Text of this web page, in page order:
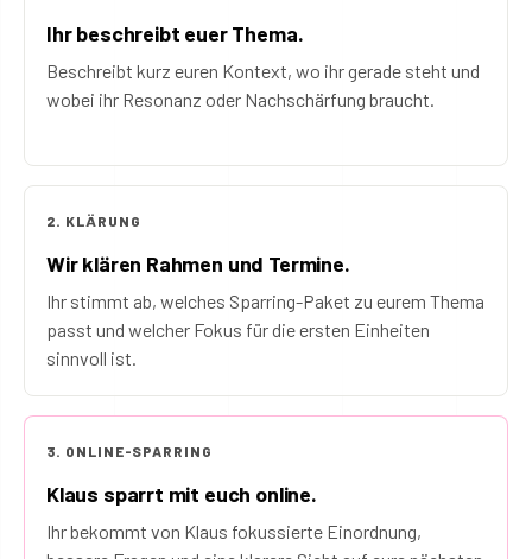
Ihr beschreibt euer Thema.
Beschreibt kurz euren Kontext, wo ihr gerade steht und
wobei ihr Resonanz oder Nachschärfung braucht.
2. KLÄRUNG
Wir klären Rahmen und Termine.
Ihr stimmt ab, welches Sparring-Paket zu eurem Thema
passt und welcher Fokus für die ersten Einheiten
sinnvoll ist.
3. ONLINE-SPARRING
Klaus sparrt mit euch online.
Ihr bekommt von Klaus fokussierte Einordnung,